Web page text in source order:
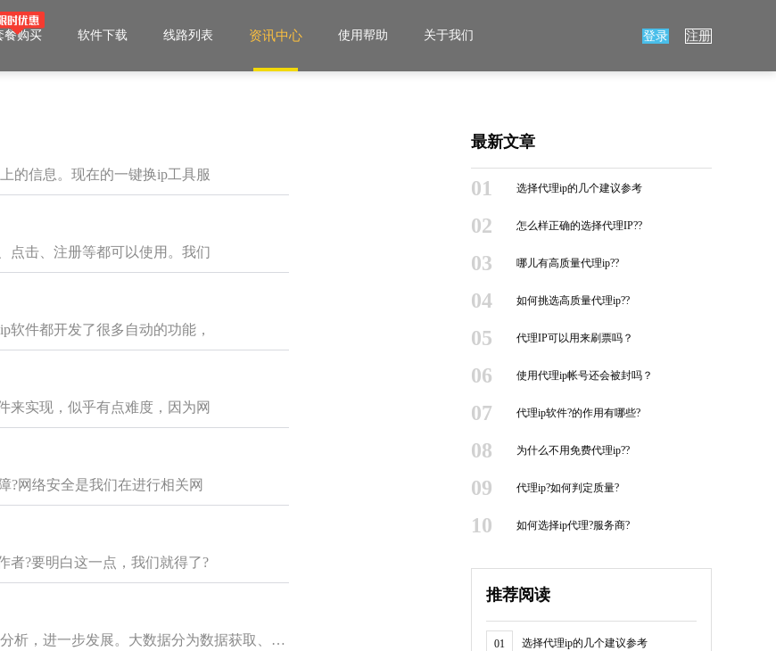
餐购买 软件下载 线路列表 资讯中心 使用帮助 关于我们 登录 注册
的信息。现在的一键换ip工具服
点击、注册等都可以使用。我们
软件都开发了很多自动的功能，
来实现，似乎有点难度，因为网
?网络安全是我们在进行相关网
者?要明白这一点，我们就得了?
大数据的发展，让互联网行业依托着数据的分析，进一步发展。大数据分为数据获取、数据处理等环节，其中数据获取部分需要
最新文章
01 选择代理ip的几个建议参考
02 怎么样正确的选择代理IP??
03 哪儿有高质量代理ip??
04 如何挑选高质量代理ip??
05 代理IP可以用来刷票吗？
06 使用代理ip帐号还会被封吗？
07 代理ip软件?的作用有哪些?
08 为什么不用免费代理ip??
09 代理ip?如何判定质量?
10 如何选择ip代理?服务商?
推荐阅读
01 选择代理ip的几个建议参考